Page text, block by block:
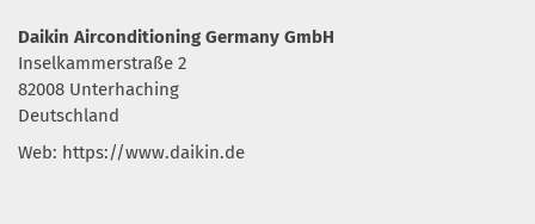
Daikin Airconditioning Germany GmbH
Inselkammerstraße 2
82008 Unterhaching
Deutschland
Web: https://www.daikin.de